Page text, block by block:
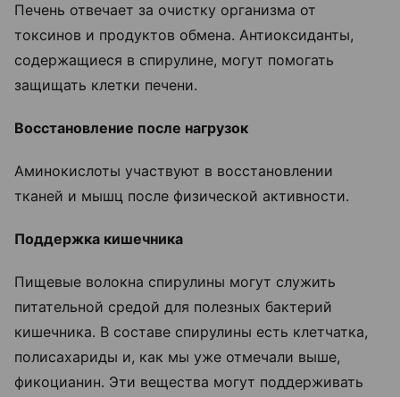
Печень отвечает за очистку организма от
токсинов и продуктов обмена. Антиоксиданты,
содержащиеся в спирулине, могут помогать
защищать клетки печени.
Восстановление после нагрузок
Аминокислоты участвуют в восстановлении
тканей и мышц после физической активности.
Поддержка кишечника
Пищевые волокна спирулины могут служить
питательной средой для полезных бактерий
кишечника. В составе спирулины есть клетчатка,
полисахариды и, как мы уже отмечали выше,
фикоцианин. Эти вещества могут поддерживать